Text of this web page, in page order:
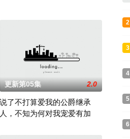
，踏上消灭银河怪兽的旅程
生活的世界「人魔共荣圈」迈进。跨越种
更新第05集 2.0
说了不打算爱我的公爵继承
人，不知为何对我宠爱有加
有一份通知从天而降来到没落贵族的千金
2
3
4
5
6